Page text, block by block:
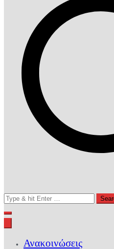
Search
for:
Ανακοινώσεις